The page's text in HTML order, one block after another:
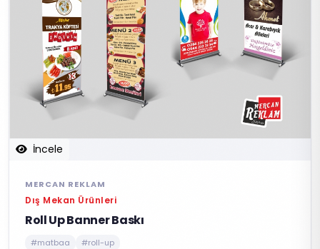
İncele
MERCAN REKLAM
Dış Mekan Ürünleri
Roll Up Banner Baskı
#matbaa #roll-up